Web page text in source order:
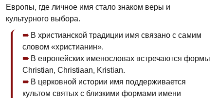
Европы, где личное имя стало знаком веры и
культурного выбора.
В христианской традиции имя связано с самим
словом «христианин».
В европейских именословах встречаются формы
Christian, Christiaan, Kristian.
В церковной истории имя поддерживается
культом святых с близкими формами имени